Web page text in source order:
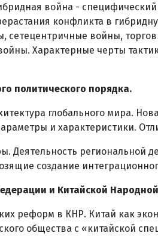
война -
конфликта в
войны,
Характерные черты
политического порядка.
глобального мира.
и характеристики.
Деятельность
создание
и Китайской
реформ в КНР. Китай как
общества с «китайской